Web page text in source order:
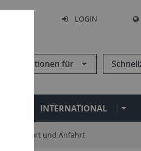
LOGIN
Informationen für
INTERNATIONAL
Standort und Anfahrt